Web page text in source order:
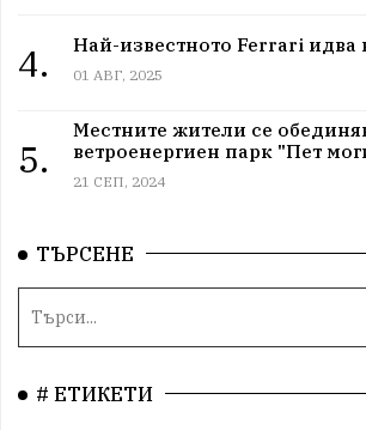
4. Най-известното Ferrari идва
01 АВГ, 2025
5.
Местните жители се
ветроенергиен парк "Пет
21 СЕП, 2024
ТЪРСЕНЕ
# ЕТИКЕТИ